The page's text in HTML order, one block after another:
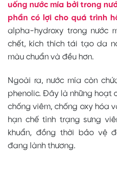
uống nước mía bởi trong
phần có lợi cho quá trình
alpha-hydroxy trong nước
chết, kích thích tái tạo da
màu chuẩn và đều hơn.
Ngoài ra, nước mía còn
phenolic. Đây là những hoạt
chống viêm, chống oxy hóa
hạn chế tình trạng sưng
khuẩn, đồng thời bảo vệ
đang lành thương.